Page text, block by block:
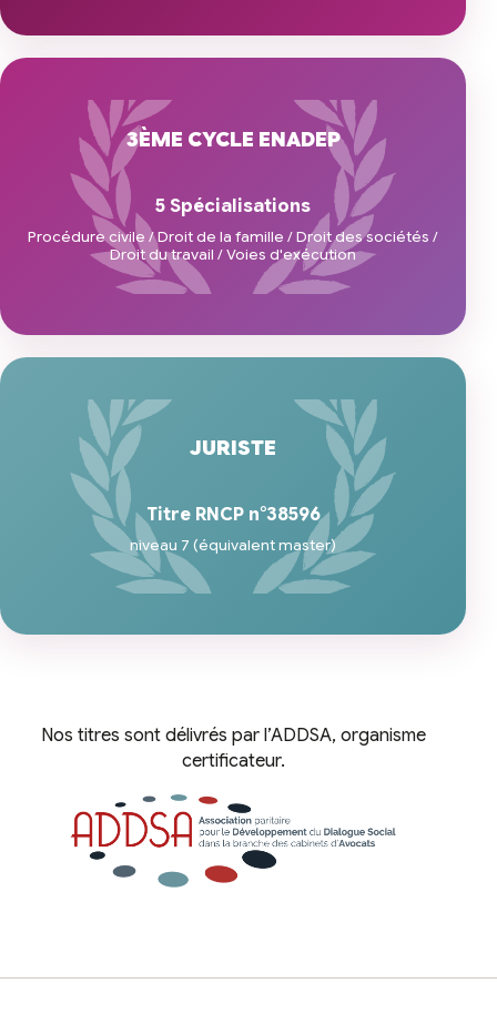
3ÈME CYCLE ENADEP
5 Spécialisations
Procédure civile / Droit de la famille / Droit des sociétés /
Droit du travail / Voies d'exécution
JURISTE
Titre RNCP n°38596
niveau 7 (équivalent master)
Nos titres sont délivrés par l’ADDSA, organisme
certificateur.